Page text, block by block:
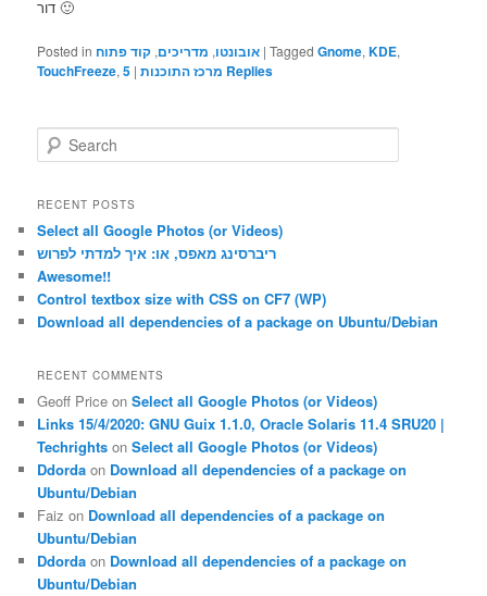
דור 🙂
Posted in אובונטו, מדריכים, קוד פתוח |Tagged Gnome,KDE,
TouchFreeze, מרכז התוכנות |
5 Replies
e
r
h
RECENT POSTS
Select all Google Photos (or Videos)
ריברסינג מאפס, או: איך למדתי לפרוש
Awesome!!
Control textbox size with CSS on CF7 (WP)
Download all dependencies of a package on Ubuntu/Debian
RECENT COMMENTS
Geoff Price onSelect all Google Photos (or Videos)
Links 15/4/2020: GNU Guix 1.1.0, Oracle Solaris 11.4 SRU20 |
Techrights onSelect all Google Photos (or Videos)
Ddorda on Download all dependencies of a package on
Ubuntu/Debian
Faiz on Download all dependencies of a package on
Ubuntu/Debian
Ddorda on Download all dependencies of a package on
Ubuntu/Debian